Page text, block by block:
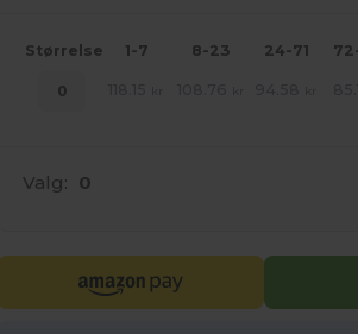
Størrelse 1-7 8-23 24-71
0
Valg: 0